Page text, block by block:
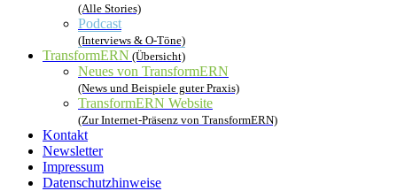
(Alle Stories)
Podcast
(Interviews & O-Töne)
TransformERN (Übersicht)
Neues von TransformERN
(News und Beispiele guter Praxis)
TransformERN Website
(Zur Internet-Präsenz von TransformERN)
Kontakt
Newsletter
Impressum
Datenschutzhinweise